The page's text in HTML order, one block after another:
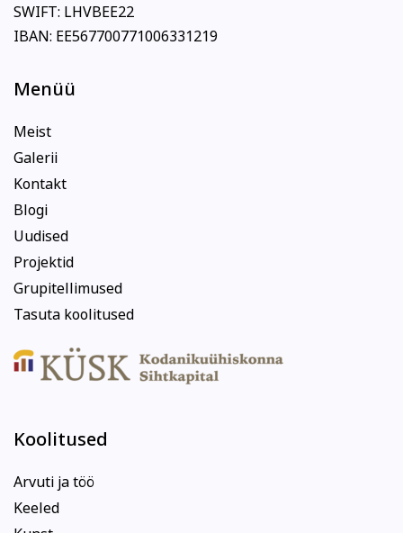
SWIFT: LHVBEE22
IBAN: EE567700771006331219
Menüü
Meist
Galerii
Kontakt
Blogi
Uudised
Projektid
Grupitellimused
Tasuta koolitused
Koolitused
Arvuti ja töö
Keeled